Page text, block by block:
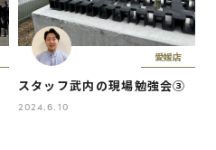
愛媛店
スタッフ武内の現場勉強会③
2024.6.10